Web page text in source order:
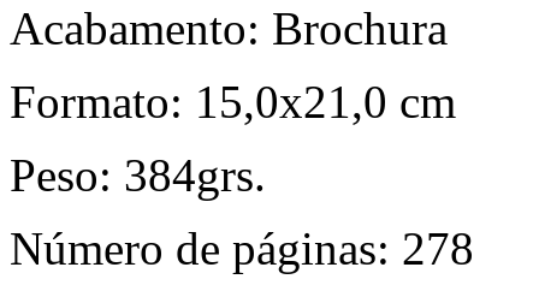
Acabamento: Brochura
Formato: 15,0x21,0 cm
Peso: 384grs.
Número de páginas: 278